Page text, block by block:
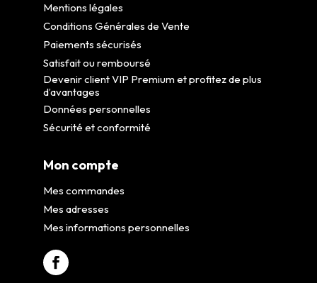
Mentions légales
Conditions Générales de Vente
Paiements sécurisés
Satisfait ou remboursé
Devenir client VIP Premium et profitez de plus
d’avantages
Données personnelles
Sécurité et conformité
Mon compte
Mes commandes
Mes adresses
Mes informations personnelles